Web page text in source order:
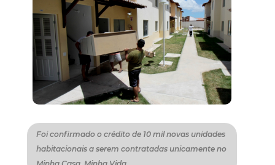
Foi confirmado o crédito de 10 mil novas unidades
habitacionais a serem contratadas unicamente no